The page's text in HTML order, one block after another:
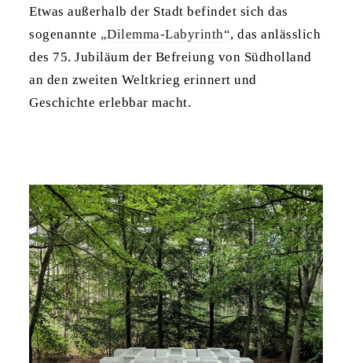
Etwas außerhalb der Stadt befindet sich das
sogenannte „Dilemma-Labyrinth“, das anlässlich
des 75. Jubiläum der Befreiung von Südholland
an den zweiten Weltkrieg erinnert und
Geschichte erlebbar macht.